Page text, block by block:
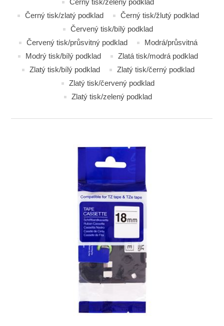
Černý tisk/zelený podklad
Černý tisk/zlatý podklad
Černý tisk/žlutý podklad
Červený tisk/bílý podklad
Červený tisk/průsvitný podklad
Modrá/průsvitná
Modrý tisk/bílý podklad
Zlatá tisk/modrá podklad
Zlatý tisk/bílý podklad
Zlatý tisk/černý podklad
Zlatý tisk/červený podklad
Zlatý tisk/zelený podklad